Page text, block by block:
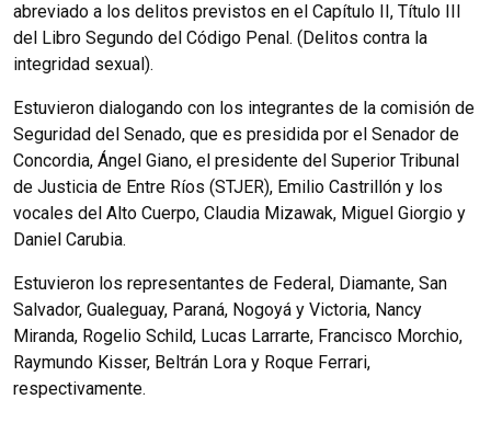
abreviado a los delitos previstos en el Capítulo II, Título III
del Libro Segundo del Código Penal. (Delitos contra la
integridad sexual).
Estuvieron dialogando con los integrantes de la comisión de
Seguridad del Senado, que es presidida por el Senador de
Concordia, Ángel Giano, el presidente del Superior Tribunal
de Justicia de Entre Ríos (STJER), Emilio Castrillón y los
vocales del Alto Cuerpo, Claudia Mizawak, Miguel Giorgio y
Daniel Carubia.
Estuvieron los representantes de Federal, Diamante, San
Salvador, Gualeguay, Paraná, Nogoyá y Victoria, Nancy
Miranda, Rogelio Schild, Lucas Larrarte, Francisco Morchio,
Raymundo Kisser, Beltrán Lora y Roque Ferrari,
respectivamente.